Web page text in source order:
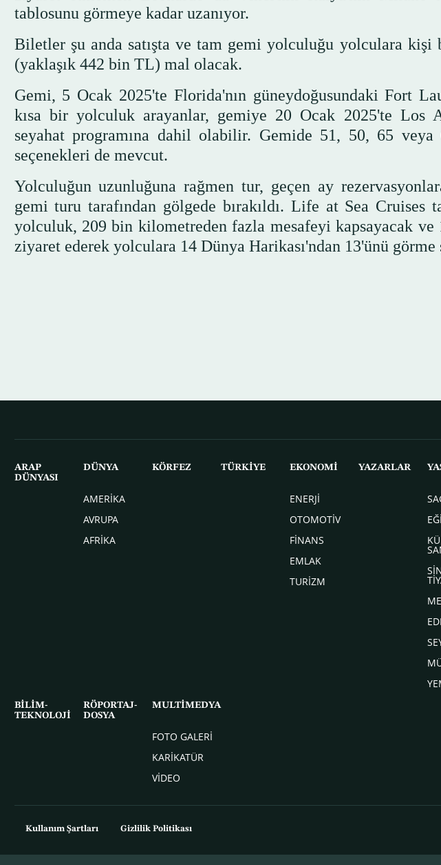
tablosunu görmeye kadar uzanıyor.
Biletler şu anda satışta ve tam gemi yolculuğu yolculara kişi
(yaklaşık 442 bin TL) mal olacak.
Gemi, 5 Ocak 2025'te Florida'nın güneydoğusundaki Fort
kısa bir yolculuk arayanlar, gemiye 20 Ocak 2025'te Los
seyahat programına dahil olabilir. Gemide 51, 50, 65
seçenekleri de mevcut.
Yolculuğun uzunluğuna rağmen tur, geçen ay
gemi turu tarafından gölgede bırakıldı. Life at Sea Cruises
yolculuk, 209 bin kilometreden fazla mesafeyi kapsayacak ve
ziyaret ederek yolculara 14 Dünya Harikası'ndan 13'ünü görme
ARAP
DÜNYASI
DÜNYA
AMERİKA
AVRUPA
AFRİKA
KÖRFEZ TÜRKİYE EKONOMİ
ENERJİ
OTOMOTİV
FİNANS
EMLAK
TURİZM
YAZARLAR
BİLİM-
TEKNOLOJİ
RÖPORTAJ-
DOSYA
MULTİMEDYA
FOTO GALERİ
KARİKATÜR
VİDEO
Kullanım Şartları Gizlilik Politikası